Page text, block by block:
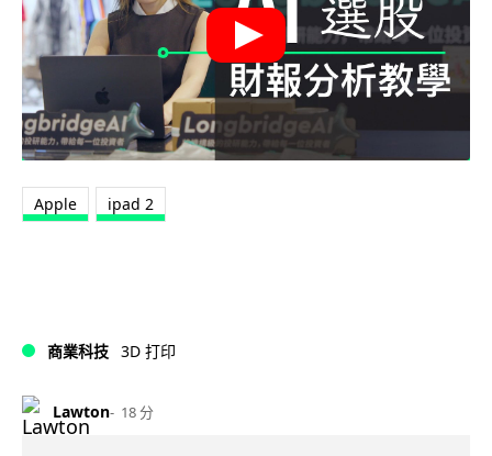
Apple ipad 2
商業科技 3D 打印
Lawton 18 分